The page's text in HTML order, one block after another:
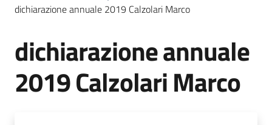
Accesso
dichiarazione annuale 2019 Calzolari Marco
dichiarazione annuale
2019 Calzolari Marco